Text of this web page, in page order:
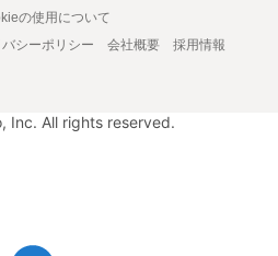
の使用について
シーポリシー 会社概要
採用情報
Inc. All rights reserved.